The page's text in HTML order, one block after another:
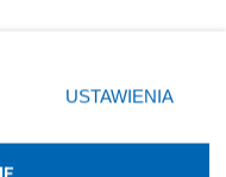
prywatności
strony
zgody
się takiemu
USTAWIENIA